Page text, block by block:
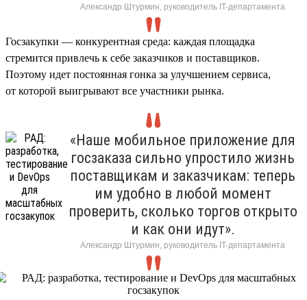
Александр Штурмин, руководитель IT-департамента
Госзакупки — конкурентная среда: каждая площадка
стремится привлечь к себе заказчиков и поставщиков.
Поэтому идет постоянная гонка за улучшением сервиса,
от которой выигрывают все участники рынка.
«Наше мобильное приложение для
госзаказа сильно упростило жизнь
поставщикам и заказчикам: теперь
им удобно в любой момент
проверить, сколько торгов открыто
и как они идут».
Александр Штурмин, руководитель IT-департамента